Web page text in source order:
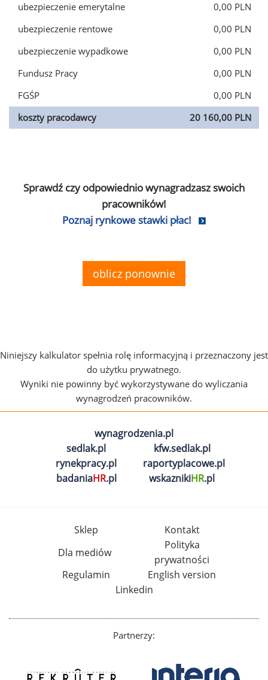
ubezpieczenie emerytalne
0,00 PLN
ubezpieczenie rentowe
0,00 PLN
ubezpieczenie wypadkowe
0,00 PLN
Fundusz Pracy
0,00 PLN
FGŚP
0,00 PLN
koszty pracodawcy
20 160,00 PLN
Sprawdź czy odpowiednio wynagradzasz swoich
pracowników!
Poznaj rynkowe stawki płac!
oblicz ponownie
Niniejszy kalkulator spełnia rolę informacyjną i przeznaczony jest
do użytku prywatnego.
Wyniki nie powinny być wykorzystywane do wyliczania
wynagrodzeń pracowników.
wynagrodzenia.pl
sedlak.pl
kfw.sedlak.pl
rynekpracy.pl
raportyplacowe.pl
badaniaHR.pl wskaznikiHR.pl
Sklep
Kontakt
Dla mediów
Polityka
prywatności
Regulamin
English version
Linkedin
Partnerzy: